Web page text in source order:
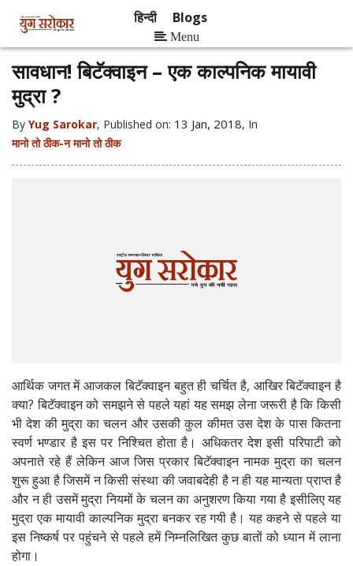
हिन्दी Blogs
Menu
सावधान! बिटॅक्वाइन – एक काल्पनिक मायावी
मुद्रा ?
By Yug Sarokar, Published on: 13 Jan, 2018, In
मानो तो ठीक-न मानो तो ठीक
आर्थिक जगत में आजकल बिटॅक्वाइन बहुत ही चर्चित है, आखिर बिटॅक्वाइन है
क्या? बिटॅक्वाइन को समझने से पहले यहां यह समझ लेना जरूरी है कि किसी
भी देश की मुद्रा का चलन और उसकी कुल कीमत उस देश के पास कितना
स्वर्ण भण्डार है इस पर निश्चित होता है। अधिकतर देश इसी परिपाटी को
अपनाते रहे हैं लेकिन आज जिस प्रकार बिटॅक्वाइन नामक मुद्रा का चलन
शुरू हुआ है जिसमें न किसी संस्था की जवाबदेही है न ही यह मान्यता प्राप्त है
और न ही उसमें मुद्रा नियमों के चलन का अनुशरण किया गया है इसीलिए यह
मुद्रा एक मायावी काल्पनिक मुद्रा बनकर रह गयी है। यह कहने से पहले या
इस निष्कर्ष पर पहुंचने से पहले हमें निम्नलिखित कुछ बातों को ध्यान में लाना
होगा।